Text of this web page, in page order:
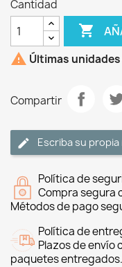
Cantidad

 Últimas
Compartir
Escriba su
Política de
Compra segura
Métodos de pago
Política de
Plazos de envío
paquetes entregados.